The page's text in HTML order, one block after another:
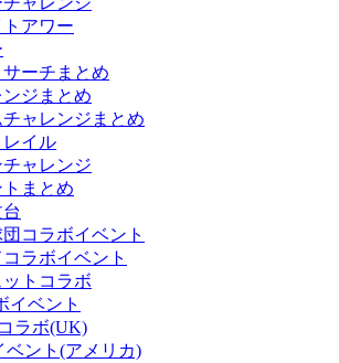
アワー
ーチまとめ
ジまとめ
ャレンジまとめ
イル
ャレンジ
まとめ
コラボイベント
ラボイベント
トコラボ
イベント
ラボ(UK)
ント(アメリカ)